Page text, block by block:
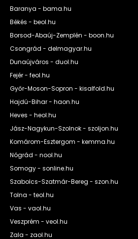
Baranya - bama.hu
Békés - beol.hu
Borsod-Abaúj-Zemplén - boon.hu
Csongrád - delmagyar.hu
Dunaújváros - duol.hu
Fejér - feol.hu
Győr-Moson-Sopron - kisalfold.hu
Hajdú-Bihar - haon.hu
Heves - heol.hu
Jász-Nagykun-Szolnok - szoljon.hu
Komárom-Esztergom - kemma.hu
Nógrád - nool.hu
Somogy - sonline.hu
Szabolcs-Szatmár-Bereg - szon.hu
Tolna - teol.hu
Vas - vaol.hu
Veszprém - veol.hu
Zala - zaol.hu